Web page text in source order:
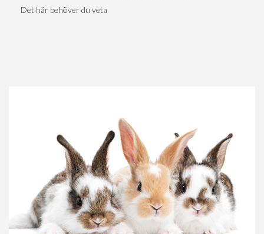
Det här behöver du veta